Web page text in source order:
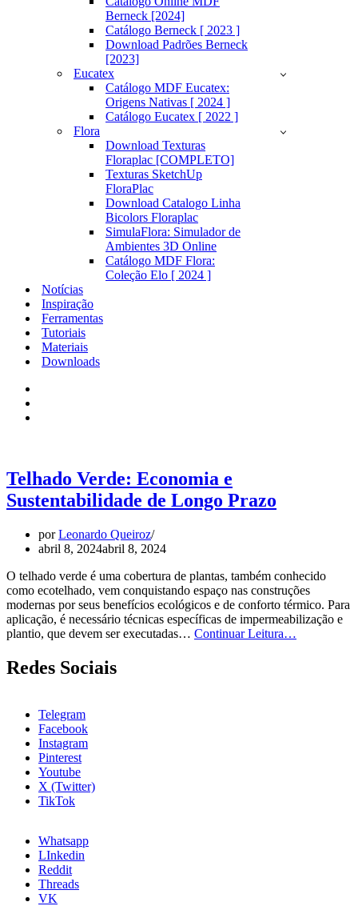
Berneck [2024]
Catálogo Berneck [ 2023 ]
Download Padrões Berneck
[2023]
Eucatex
Catálogo MDF Eucatex:
Origens Nativas [ 2024 ]
Catálogo Eucatex [ 2022 ]
Flora
Download Texturas
Floraplac [COMPLETO]
Texturas SketchUp
FloraPlac
Download Catalogo Linha
Bicolors Floraplac
SimulaFlora: Simulador de
Ambientes 3D Online
Catálogo MDF Flora:
Coleção Elo [ 2024 ]
Notícias
Inspiração
Ferramentas
Tutoriais
Materiais
Downloads
Telhado Verde: Economia e
Sustentabilidade de Longo Prazo
porLeonardo Queiroz
abril 8, 2024abril 8, 2024
O telhado verde é uma cobertura de plantas, também conhecido
como ecotelhado, vem conquistando espaço nas construções
modernas por seus benefícios ecológicos e de conforto térmico. Para
aplicação, é necessário técnicas específicas de impermeabilização e
plantio, que devem ser executadas… Continuar Leitura…
Redes Sociais
Telegram
Facebook
Instagram
Pinterest
Youtube
X (Twitter)
TikTok
Whatsapp
LInkedin
Reddit
Threads
VK